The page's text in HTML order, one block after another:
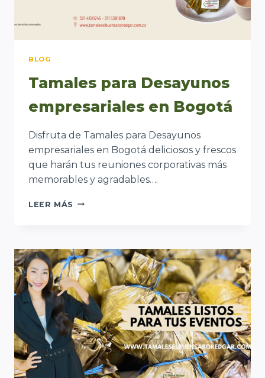
BLOG
Tamales para Desayunos
empresariales en Bogotá
Disfruta de Tamales para Desayunos
empresariales en Bogotá deliciosos y frescos
que harán tus reuniones corporativas más
memorables y agradables….
LEER MÁS TAMALES
EN
BOGOTÁ